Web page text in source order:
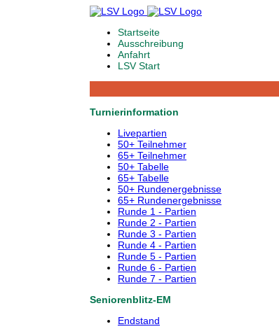
Startseite
Ausschreibung
Anfahrt
LSV Start
Turnierinformation
Livepartien
50+ Teilnehmer
65+ Teilnehmer
50+ Tabelle
65+ Tabelle
50+ Rundenergebnisse
65+ Rundenergebnisse
Runde 1 - Partien
Runde 2 - Partien
Runde 3 - Partien
Runde 4 - Partien
Runde 5 - Partien
Runde 6 - Partien
Runde 7 - Partien
Seniorenblitz-EM
Endstand